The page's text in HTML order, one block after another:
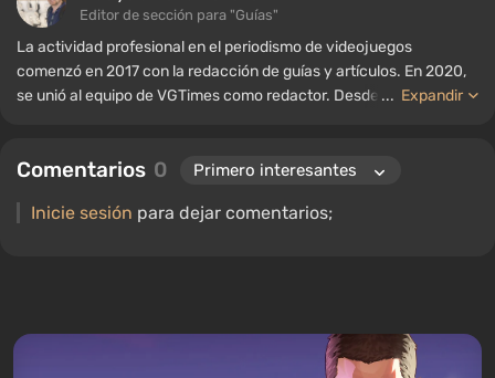
Editor de sección para "Guías"
La actividad profesional en el periodismo de videojuegos
comenzó en 2017 con la redacción de guías y artículos. En 2020,
se unió al equipo de VGTimes como redactor. Desde 2022, ha
... Expandir
Comentarios 0
Inicie sesión para dejar comentarios;